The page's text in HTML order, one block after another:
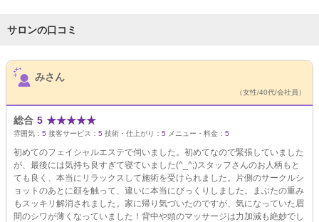
サロンの口コミ
サロンPick Up
みさん
（女性/40代/会社員）
総合 5 ★★★★★
雰囲気： 5 接客サービス： 5 技術・仕上がり： 5 メニュー・料金： 5
初めてのフェイシャルエステで伺いました。初めてなので緊張していました
が、最後には気持ち良すぎて寝ていました(^_^;)スタッフさんのお人柄もと
ても良く、本当にリラックスして施術を受けられました。片側のサークルシ
ョットのあとに顔を触って、違いに本当にびっくりしました。まぶたの重み
もスッキリ解消されました。家に帰り気づいたのですが、気になっていた眉
間のシワが薄くなっていました！背中や頭のマッサージは力加減も絶妙でし